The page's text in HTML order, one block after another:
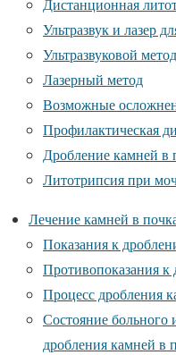
Дистанционная
Ультразвук и лазер
Ультразвуковой метод
Лазерный метод
Возможные
Профилактическая
Дробление камней в
Литотрипсия при
Лечение камней в
Показания к
Противопоказания
Процесс дробления
Состояние
дробления камней в